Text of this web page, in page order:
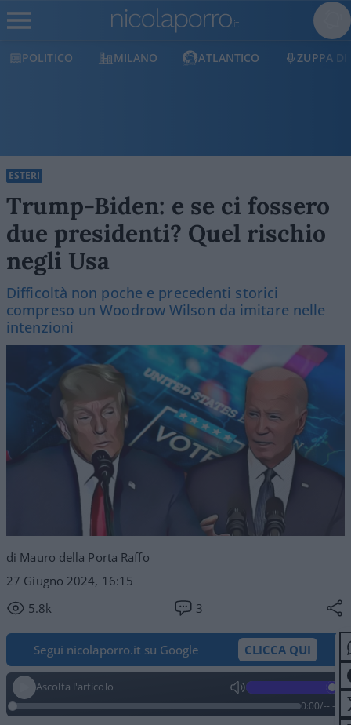
POLITICO MILANO ATLANTICO ZUPPA DI
ESTERI
Trump-Biden: e se ci fossero
due presidenti? Quel rischio
negli Usa
Difficoltà non poche e precedenti storici
compreso un Woodrow Wilson da imitare nelle
intenzioni
di Mauro della Porta Raffo
27 Giugno 2024, 16:15
5.8k
3
Segui nicolaporro.it su Google CLICCA QUI
Ascolta l'articolo
0:00/--:--